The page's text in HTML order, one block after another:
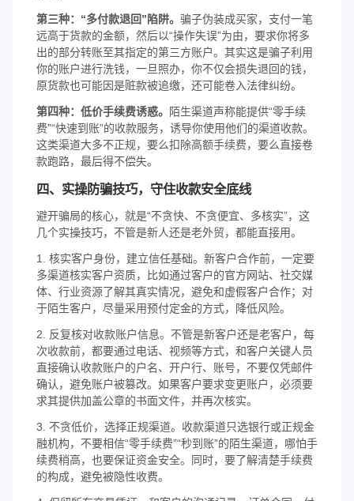
第三种：“多付款退回”陷阱。 骗子伪装成买家，支付一笔
远高于货款的金额，然后以“操作失误”为由，要求你将多
出的部分转账至其指定的第三方账户。其实这是骗子利用
你的账户进行洗钱，一旦照办，你不仅会损失退回的钱，
原货款也可能因是赃款被追缴，还可能卷入法律纠纷。
第四种：低价手续费诱惑。 陌生渠道声称能提供“零手续
费”“快速到账”的收款服务，诱导你使用他们的渠道收款。
这类渠道大多不正规，要么扣除高额手续费，要么直接卷
款跑路，最后得不偿失。
四、实操防骗技巧，守住收款安全底线
避开骗局的核心，就是“不贪快、不贪便宜、多核实”，这
几个实操技巧，不管是新人还是老外贸，都能直接用。
1. 核实客户身份，建立信任基础。新客户合作前，一定要
多渠道核实客户资质，比如通过客户的官方网站、社交媒
体、行业资源了解其真实情况，避免和虚假客户合作；对
于陌生客户，尽量采用预付定金的方式，降低风险。
2. 反复核对收款账户信息。不管是新客户还是老客户，每
次收款前，都要通过电话、视频等方式，和客户关键人员
直接确认收款账户的户名、开户行、账号，不要仅凭邮件
确认，避免账户被篡改。如果客户要求变更账户，必须要
求其提供加盖公章的书面文件，并再次核实。
3. 不贪低价，选择正规渠道。收款渠道只选银行或正规金
融机构，不要相信“零手续费”“秒到账”的陌生渠道，哪怕手
续费稍高，也要保证资金安全。同时，要了解清楚手续费
的构成，避免被隐性收费。